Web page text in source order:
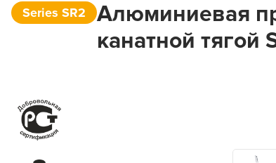
Series SR2
Алюминиевая
канатной тягой